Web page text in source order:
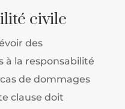
civile
des
à la responsabilité
de dommages
clause doit